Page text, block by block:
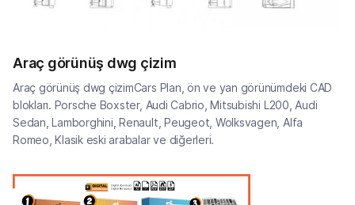
Araç görünüş dwg çizim
Araç görünüş dwg çizimCars Plan, ön ve yan görünümdeki CAD
blokları. Porsche Boxster, Audi Cabrio, Mitsubishi L200, Audi
Sedan, Lamborghini, Renault, Peugeot, Wolksvagen, Alfa
Romeo, Klasik eski arabalar ve diğerleri.